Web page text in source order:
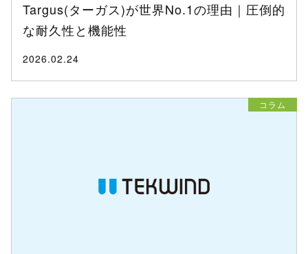
Targus(ターガス)が世界No.1の理由｜圧倒的
な耐久性と機能性
2026.02.24
コラム